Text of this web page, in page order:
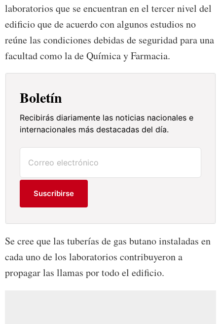
laboratorios que se encuentran en el tercer nivel del
edificio que de acuerdo con algunos estudios no
reúne las condiciones debidas de seguridad para una
facultad como la de Química y Farmacia.
Boletín
Recibirás diariamente las noticias nacionales e
internacionales más destacadas del día.
Suscribirse
Se cree que las tuberías de gas butano instaladas en
cada uno de los laboratorios contribuyeron a
propagar las llamas por todo el edificio.